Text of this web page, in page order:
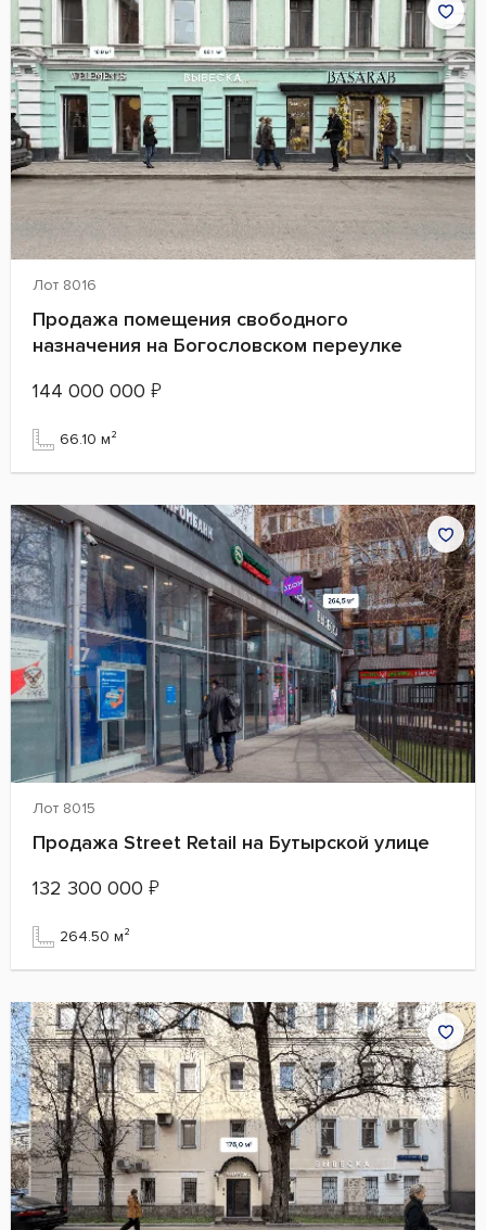
Лот 8016
Продажа помещения свободного
назначения на Богословском переулке
144 000 000 ₽
66.10 м²
Лот 8015
Продажа Street Retail на Бутырской улице
132 300 000 ₽
264.50 м²